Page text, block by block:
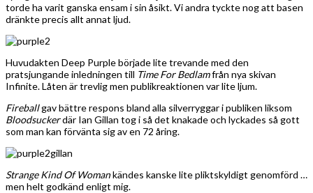
torde ha varit ganska ensam i sin åsikt. Vi andra tyckte nog att basen
dränkte precis allt annat ljud.
Huvudakten Deep Purple började lite trevande med den
pratsjungande inledningen till Time For Bedlamfrån nya skivan
Infinite. Låten är trevlig men publikreaktionen var lite ljum.
Fireballgav bättre respons bland alla silverryggar i publiken liksom
Bloodsuckerdär Ian Gillan tog i så det knakade och lyckades så gott
som man kan förvänta sig av en 72 åring.
Strange Kind Of Womankändes kanske lite pliktskyldigt genomförd …
men helt godkänd enligt mig.